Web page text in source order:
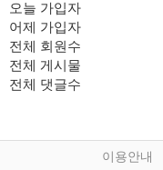
오늘 가입자
어제 가입자
전체 회원수
전체 게시물
전체 댓글수
이용안내